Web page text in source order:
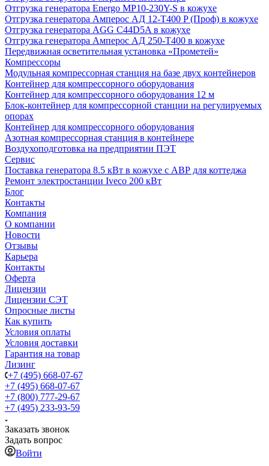
Отгрузка генератора Energo MP10-230Y-S в кожухе
Отгрузка генератора Амперос АД 12-Т400 P (Проф) в кожухе
Отгрузка генератора AGG C44D5A в кожухе
Отгрузка генератора Амперос АД 250-Т400 в кожухе
Передвижная осветительная установка «Прометей»
Компрессоры
Модульная компрессорная станция на базе двух контейнеров
Контейнер для компрессорного оборудования
Контейнер для компрессорного оборудования 12 м
Блок-контейнер для компрессорной станции на регулируемых
опорах
Контейнер для компрессорного оборудования
Азотная компрессорная станция в контейнере
Воздухоподготовка на предприятии ПЭТ
Сервис
Поставка генератора 8.5 кВт в кожухе с АВР для коттеджа
Ремонт электростанции Iveco 200 кВт
Блог
Контакты
Компания
О компании
Новости
Отзывы
Карьера
Контакты
Оферта
Лицензии
Лицензии СЭТ
Опросные листы
Как купить
Условия оплаты
Условия доставки
Гарантия на товар
Лизинг
+7 (495) 668-07-67
+7 (495) 668-07-67
+7 (800) 777-29-67
+7 (495) 233-93-59
Заказать звонок
Задать вопрос
Войти